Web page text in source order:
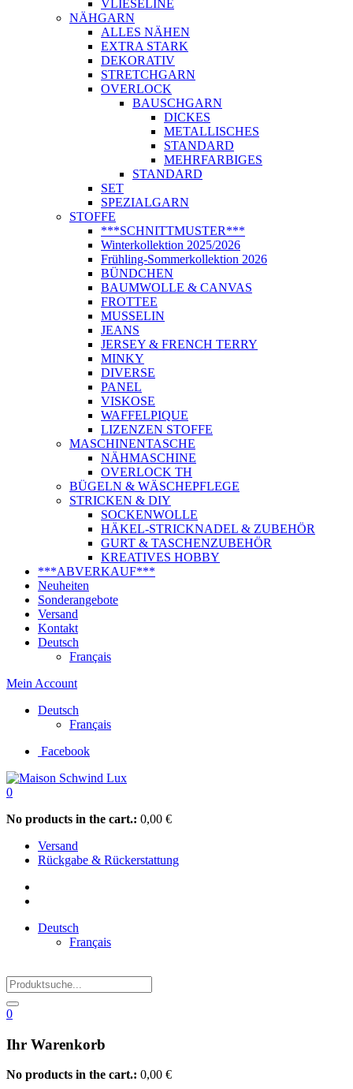
VLIESELINE
NÄHGARN
ALLES NÄHEN
EXTRA STARK
DEKORATIV
STRETCHGARN
OVERLOCK
BAUSCHGARN
DICKES
METALLISCHES
STANDARD
MEHRFARBIGES
STANDARD
SET
SPEZIALGARN
STOFFE
***SCHNITTMUSTER***
Winterkollektion 2025/2026
Frühling-Sommerkollektion 2026
BÜNDCHEN
BAUMWOLLE & CANVAS
FROTTEE
MUSSELIN
JEANS
JERSEY & FRENCH TERRY
MINKY
DIVERSE
PANEL
VISKOSE
WAFFELPIQUE
LIZENZEN STOFFE
MASCHINENTASCHE
NÄHMASCHINE
OVERLOCK TH
BÜGELN & WÄSCHEPFLEGE
STRICKEN & DIY
SOCKENWOLLE
HÄKEL-STRICKNADEL & ZUBEHÖR
GURT & TASCHENZUBEHÖR
KREATIVES HOBBY
***ABVERKAUF***
Neuheiten
Sonderangebote
Versand
Kontakt
Deutsch
Français
Mein Account
Deutsch
Français
Facebook
0
No products in the cart.: 0,00 €
Versand
Rückgabe & Rückerstattung
Deutsch
Français
0
Ihr Warenkorb
No products in the cart.: 0,00 €